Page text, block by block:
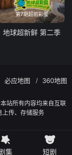
第7期超前彩蛋
地球超新鲜 第二季
必应地图
360地图
站所有内容均来自互联
上传、存储服务
集 短剧